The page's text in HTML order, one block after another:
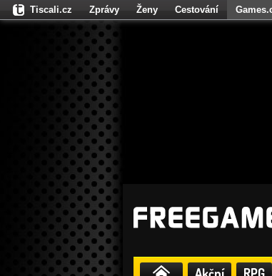
Tiscali.cz Zprávy Ženy Cestování
Fights.cz